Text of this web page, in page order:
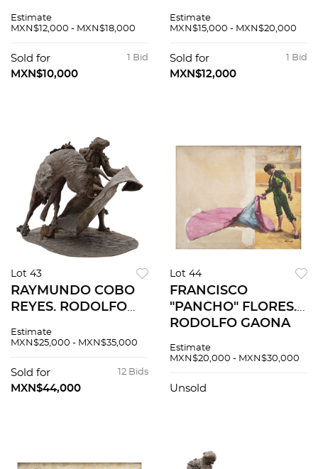
RODRÍGUEZ. Óleo
cm
Estimate
MXN$12,000 - MXN$18,000
1 Bid
Sold for
MXN$10,000
en bronce patinado
base de mármol.
Firmada y fechada
Estimate
MXN$15,000 - MXN$20,000
1 Bid
Sold for
MXN$12,000
Lot 43
RAYMUNDO COBO
REYES. RODOLFO
Fundición en bronce
referida y seriada:
"Cobo", "Gaona y
Estimate
MXN$25,000 - MXN$35,000
12 Bids
Sold for
MXN$44,000
Lot 44
FRANCISCO
"PANCHO" FLORES.
RODOLFO GAONA
CAPOTE. Óleo sobre
"Flores". 50 x 60 cm.
Estimate
MXN$20,000 - MXN$30,000
Unsold